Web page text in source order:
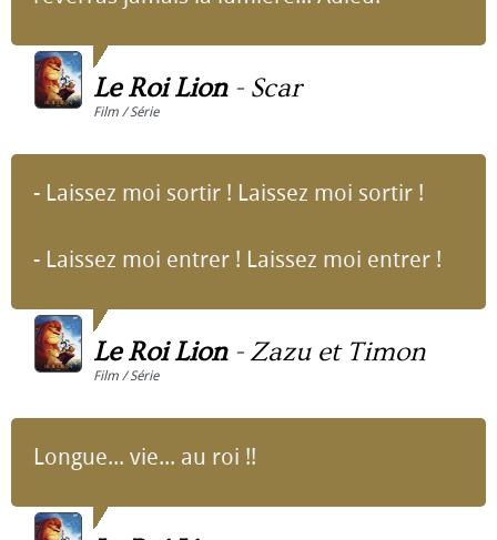
Le Roi Lion- Scar
Film / Série
- Laissez moi sortir ! Laissez moi sortir !
- Laissez moi entrer ! Laissez moi entrer !
Le Roi Lion- Zazu et Timon
Film / Série
Longue... vie... au roi !!